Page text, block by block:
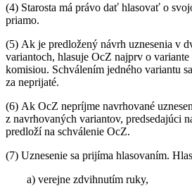
(4) Starosta má právo dať hlasovať o
priamo.
(5) Ak je predložený návrh uznesenia v
variantoch, hlasuje OcZ najprv o
komisiou. Schválením jedného variantu
za neprijaté.
(6) Ak OcZ nepríjme navrhované
z navrhovaných variantov, predsedajúci
predloží na schválenie OcZ.
(7) Uznesenie sa prijíma hlasovaním.
a) verejne zdvihnutím ruky,